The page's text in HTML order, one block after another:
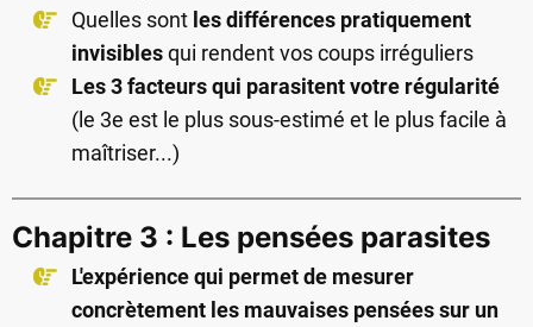
Quelles sont les différences pratiquement
invisiblesqui rendent vos coups irréguliers
Les 3 facteurs qui parasitent votre régularité
(le 3e est le plus sous-estimé et le plus facile à
maîtriser...)
Chapitre 3 : Les pensées parasites
L'expérience qui permet de mesurer
concrètement les mauvaises pensées sur un